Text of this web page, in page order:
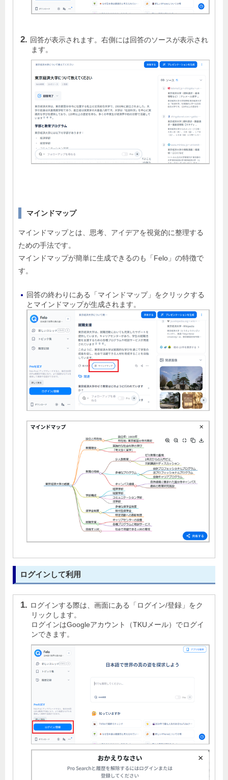
回答が表示されます。右側には回答のソースが表示され
ます。
マインドマップ
マインドマップとは、思考、アイデアを視覚的に整理する
ための手法です。
マインドマップが簡単に生成できるのも「Felo」の特徴で
す。
回答の終わりにある「マインドマップ」をクリックする
とマインドマップが生成されます。
ログインして利用
ログインする際は、画面にある「ログイン/登録」をク
リックします。
ログインはGoogleアカウント（TKUメール）でログイ
ンできます。